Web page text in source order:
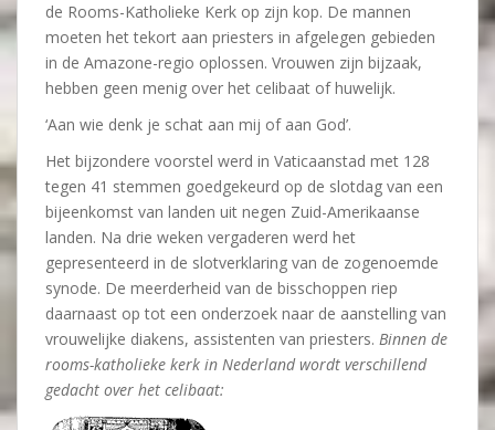
de Rooms-Katholieke Kerk op zijn kop. De mannen
moeten het tekort aan priesters in afgelegen gebieden
in de Amazone-regio oplossen. Vrouwen zijn bijzaak,
hebben geen menig over het celibaat of huwelijk.
‘Aan wie denk je schat aan mij of aan God’.
Het bijzondere voorstel werd in Vaticaanstad met 128
tegen 41 stemmen goedgekeurd op de slotdag van een
bijeenkomst van landen uit negen Zuid-Amerikaanse
landen. Na drie weken vergaderen werd het
gepresenteerd in de slotverklaring van de zogenoemde
synode. De meerderheid van de bisschoppen riep
daarnaast op tot een onderzoek naar de aanstelling van
vrouwelijke diakens, assistenten van priesters. Binnen de
rooms-katholieke kerk in Nederland wordt verschillend
gedacht over het celibaat: